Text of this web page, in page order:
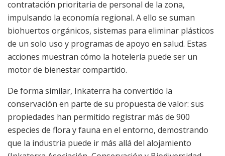
contratación prioritaria de personal de la zona,
impulsando la economía regional. A ello se suman
biohuertos orgánicos, sistemas para eliminar plásticos
de un solo uso y programas de apoyo en salud. Estas
acciones muestran cómo la hotelería puede ser un
motor de bienestar compartido.
De forma similar, Inkaterra ha convertido la
conservación en parte de su propuesta de valor: sus
propiedades han permitido registrar más de 900
especies de flora y fauna en el entorno, demostrando
que la industria puede ir más allá del alojamiento